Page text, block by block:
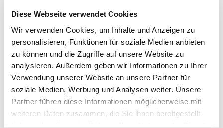
Diese Webseite verwendet Cookies
Wir verwenden Cookies, um Inhalte und Anzeigen zu
personalisieren, Funktionen für soziale Medien anbieten
zu können und die Zugriffe auf unsere Website zu
analysieren. Außerdem geben wir Informationen zu Ihrer
Verwendung unserer Website an unsere Partner für
soziale Medien, Werbung und Analysen weiter. Unsere
Partner führen diese Informationen möglicherweise mit
weiteren Daten zusammen, die Sie ihnen bereitgestellt
Getreidefrei
Fleisch pur mit Leinöl und Rübenfasern
Hoher Fleischanteil: mit 70% Fleisch und Innereien
ohne Kohlenhydrate
ohne Soja, ohne Farb- und Konservierungsstoffe
Alleinfuttermittel für ausgewachsene Hunde
Zusammensetzung
Lunge, Muskelfleisch, Leber, Euter, Wildschwein (5%), Niere, Schwarten,
Mineralstoffe, Flachsöl (0,2%), Rübenfaser (0,2%).